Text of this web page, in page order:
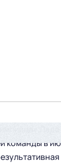
команды в